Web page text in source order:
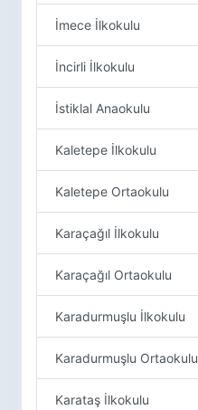
İmece İlkokulu
İncirli İlkokulu
İstiklal Anaokulu
Kaletepe İlkokulu
Kaletepe Ortaokulu
Karaçağıl İlkokulu
Karaçağıl Ortaokulu
Karadurmuşlu İlkokulu
Karadurmuşlu Ortaokulu
Karataş İlkokulu